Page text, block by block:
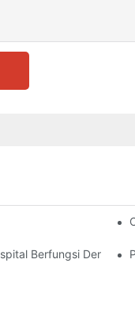
Untuk Dapur Hotel
Berfungsi Dengan